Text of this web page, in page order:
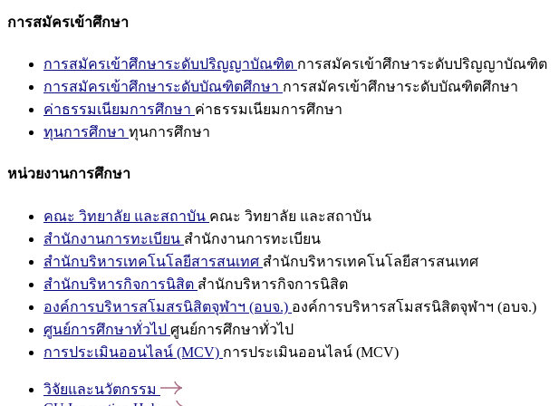
การสมัครเข้าศึกษา
การสมัครเข้าศึกษาระดับปริญญาบัณฑิต การสมัครเข้าศึกษาระดับปริญญาบัณฑิต
การสมัครเข้าศึกษาระดับบัณฑิตศึกษา การสมัครเข้าศึกษาระดับบัณฑิตศึกษา
ค่าธรรมเนียมการศึกษา ค่าธรรมเนียมการศึกษา
ทุนการศึกษา ทุนการศึกษา
หน่วยงานการศึกษา
คณะ วิทยาลัย และสถาบัน คณะ วิทยาลัย และสถาบัน
สำนักงานการทะเบียน สำนักงานการทะเบียน
สำนักบริหารเทคโนโลยีสารสนเทศ สำนักบริหารเทคโนโลยีสารสนเทศ
สำนักบริหารกิจการนิสิต สำนักบริหารกิจการนิสิต
องค์การบริหารสโมสรนิสิตจุฬาฯ (อบจ.) องค์การบริหารสโมสรนิสิตจุฬาฯ (อบจ.)
ศูนย์การศึกษาทั่วไป ศูนย์การศึกษาทั่วไป
การประเมินออนไลน์ (MCV) การประเมินออนไลน์ (MCV)
วิจัยและนวัตกรรม